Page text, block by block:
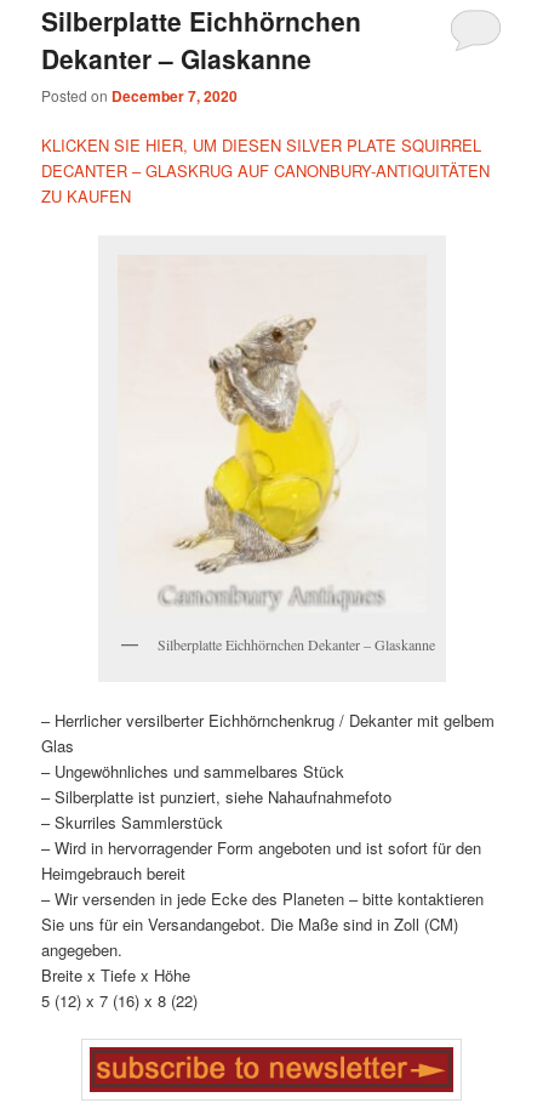
Silberplatte Eichhörnchen
Dekanter – Glaskanne
Posted on December 7, 2020
KLICKEN SIE HIER, UM DIESEN SILVER PLATE SQUIRREL
DECANTER – GLASKRUG AUF CANONBURY-ANTIQUITÄTEN
ZU KAUFEN
Silberplatte Eichhörnchen Dekanter – Glaskanne
– Herrlicher versilberter Eichhörnchenkrug / Dekanter mit gelbem
Glas
– Ungewöhnliches und sammelbares Stück
– Silberplatte ist punziert, siehe Nahaufnahmefoto
– Skurriles Sammlerstück
– Wird in hervorragender Form angeboten und ist sofort für den
Heimgebrauch bereit
– Wir versenden in jede Ecke des Planeten – bitte kontaktieren
Sie uns für ein Versandangebot. Die Maße sind in Zoll (CM)
angegeben.
Breite x Tiefe x Höhe
5 (12) x 7 (16) x 8 (22)